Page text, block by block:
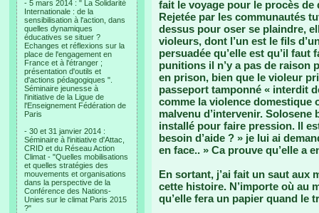
- 5 mars 2014 : " La Solidarité
Internationale : de la
sensibilisation à l'action, dans
quelles dynamiques
éducatives se situer ?
Echanges et réflexions sur la
place de l'engagement en
France et à l'étranger ;
présentation d'outils et
d'actions pédagogiques ".
Séminaire jeunesse à
l'initiative de la Ligue de
l'Enseignement Fédération de
Paris
- 30 et 31 janvier 2014 :
Séminaire à l'initiative d'Attac,
CRID et du Réseau Action
Climat - "Quelles mobilisations
et quelles stratégies des
mouvements et organisations
dans la perspective de la
Conférence des Nations-
Unies sur le climat Paris 2015
?"
fait le voyage pour le procès de
Rejetée par les communautés
dessus pour oser se plaindre,
violeurs, dont l’un est le fils
persuadée qu’elle est qu’il
punitions il n’y a pas de raison
en prison, bien que le violeur
passeport tamponné « interdit
comme la violence domestique
malvenu d’intervenir. Solosene
installé pour faire pression. Il
besoin d’aide ? » je lui ai
en face.. » Ca prouve qu’elle a
En sortant, j’ai fait un saut aux
cette histoire. N’importe où au
qu’elle fera un papier quand le